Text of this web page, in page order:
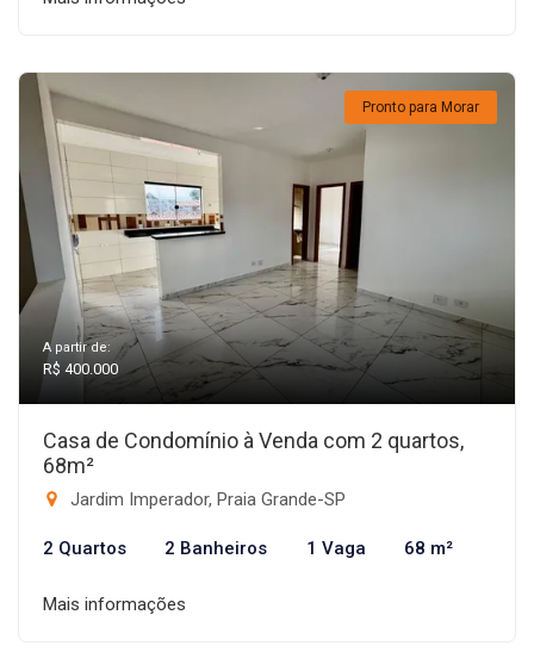
Pronto para Morar
A partir de:
R$ 400.000
Casa de Condomínio à Venda com 2 quartos,
68m²
Jardim Imperador, Praia Grande-SP
2 Quartos 2 Banheiros 1 Vaga 68 m²
Mais informações